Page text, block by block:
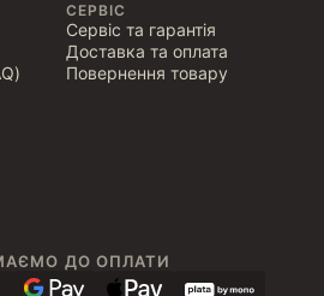
СЕРВІС
Сервіс та гарантія
Доставка та оплата
Повернення товару
ДО ОПЛАТИ